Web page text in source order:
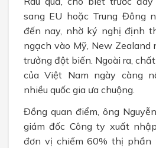
sang EU hoặc Trung Đông
đến nay, nhờ ký nghị định
ngạch vào Mỹ, New Zealand
trưởng đột biến. Ngoài ra,
của Việt Nam ngày càng
nhiều quốc gia ưa chuộng.
Đồng quan điểm, ông
giám đốc Công ty xuất
đơn vị chiếm 60% thị phần